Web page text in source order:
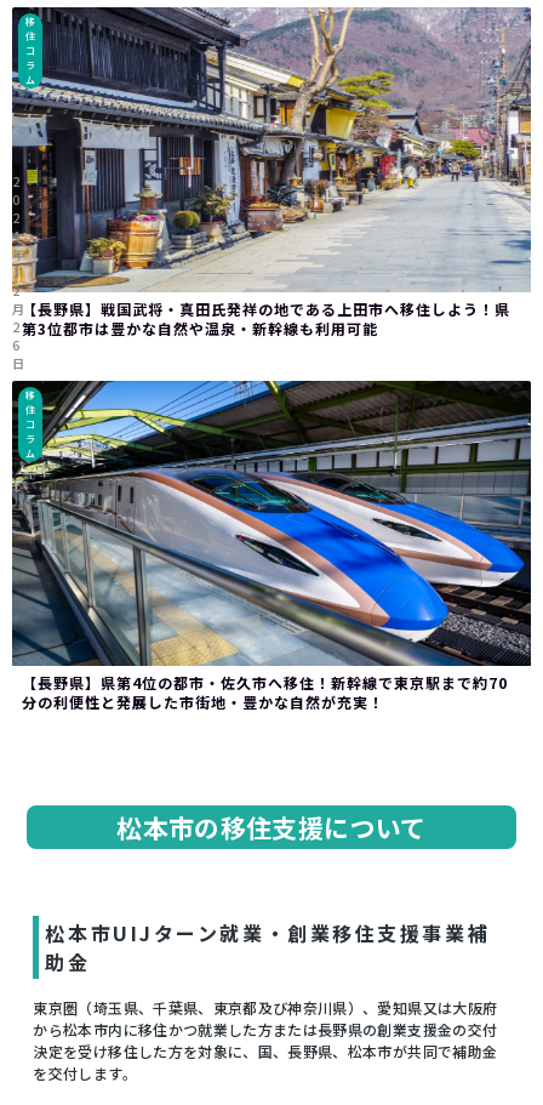
移
住
コ
ラ
ム
【長野県】戦国武将・真田氏発祥の地である上田市へ移住しよう！県
第3位都市は豊かな自然や温泉・新幹線も利用可能
移
住
コ
ラ
ム
【長野県】県第4位の都市・佐久市へ移住！新幹線で東京駅まで約70
分の利便性と発展した市街地・豊かな自然が充実！
2
0
2
4
年
1
2
月
2
6
日
松本市の移住支援について
松本市UIJターン就業・創業移住支援事業補
助金
東京圏（埼玉県、千葉県、東京都及び神奈川県）、愛知県又は大阪府
から松本市内に移住かつ就業した方または長野県の創業支援金の交付
決定を受け移住した方を対象に、国、長野県、松本市が共同で補助金
を交付します。